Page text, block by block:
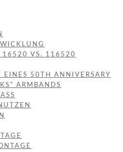
16520 VS. 116520
EINES 50TH ANNIVERSARY
ARMBANDS